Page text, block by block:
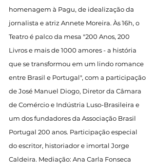
homenagem à Pagu, de idealização da
jornalista e atriz Annete Moreira. Às 16h, o
Teatro é palco da mesa "200 Anos, 200
Livros e mais de 1000 amores - a história
que se transformou em um lindo romance
entre Brasil e Portugal", com a participação
de José Manuel Diogo, Diretor da Câmara
de Comércio e Indústria Luso-Brasileira e
um dos fundadores da Associação Brasil
Portugal 200 anos. Participação especial
do escritor, historiador e imortal Jorge
Caldeira. Mediação: Ana Carla Fonseca